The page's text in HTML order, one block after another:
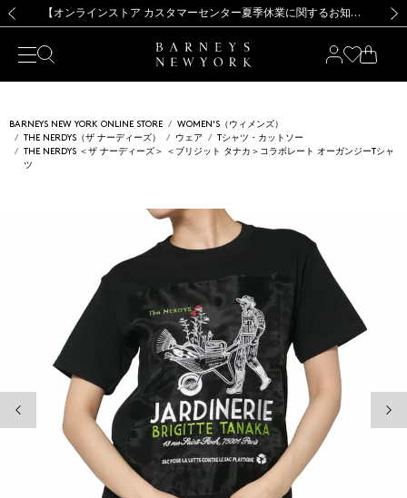
新規登録のお客様も対象！＜MY BARNEYS＞会員のお客様は11,000円（税込）以上のお買上げで常時送料無料！お買い物の際は会員登録を！
【夏季休業に伴う出荷一時停止のお知らせ】(2026.8.7) 【オンラインストア カスタマーセンター夏季休業に関するお知らせ】（2026.8.7）
【夏季休業に伴う返品・交換承り一時停止のお知らせ】（2026.8.5）
熊本県を中心とした地震の影響によるお荷物のお届けについて
【開催中】SUMMER SALEのご案内・ご注意事項 新規登録のお客様も対象！＜MY BARNEYS＞会員のお客様は11,000円（税込）以上のお買上げで常時送料無料！お買い物の際は会員登録を！
【夏季休業に伴う出荷一時停止のお知らせ】(2026.8.7)
BARNEYS NEW YORK ONLINE STORE
WOMEN'S（ウィメンズ）
THE NERDYS（ザ ナーディーズ）
ウェア
Tシャツ・カットソー
THE NERDYS ＜ザ ナーディーズ＞ ＜ブリジット タナカ＞コラボレート オーガンジーTシャ
ツ